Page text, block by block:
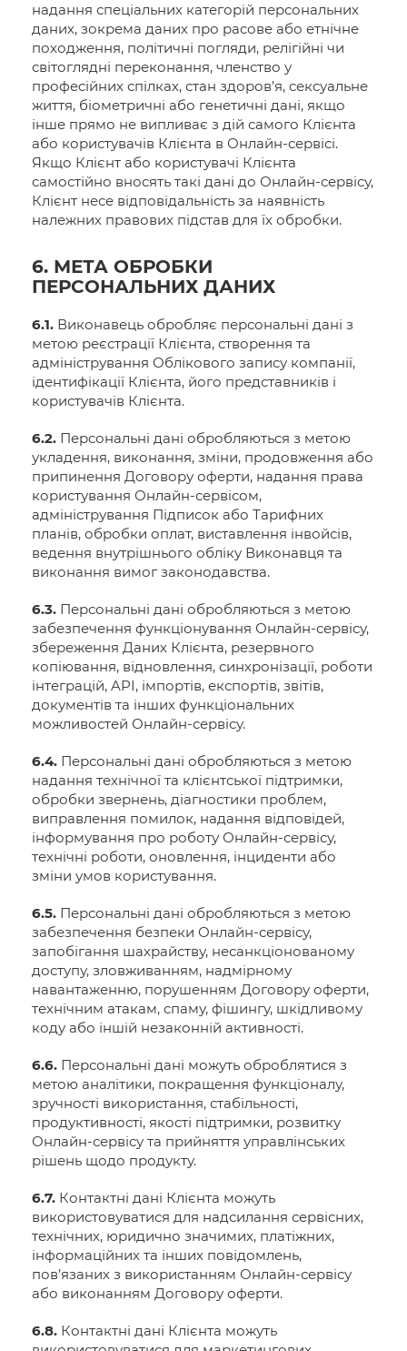
надання спеціальних категорій персональних
даних, зокрема даних про расове або етнічне
походження, політичні погляди, релігійні чи
світоглядні переконання, членство у
професійних спілках, стан здоров’я, сексуальне
життя, біометричні або генетичні дані, якщо
інше прямо не випливає з дій самого Клієнта
або користувачів Клієнта в Онлайн-сервісі.
Якщо Клієнт або користувачі Клієнта
самостійно вносять такі дані до Онлайн-сервісу,
Клієнт несе відповідальність за наявність
належних правових підстав для їх обробки.
6. МЕТА ОБРОБКИ
ПЕРСОНАЛЬНИХ ДАНИХ
6.1. Виконавець обробляє персональні дані з
метою реєстрації Клієнта, створення та
адміністрування Облікового запису компанії,
ідентифікації Клієнта, його представників і
користувачів Клієнта.
6.2. Персональні дані обробляються з метою
укладення, виконання, зміни, продовження або
припинення Договору оферти, надання права
користування Онлайн-сервісом,
адміністрування Підписок або Тарифних
планів, обробки оплат, виставлення інвойсів,
ведення внутрішнього обліку Виконавця та
виконання вимог законодавства.
6.3. Персональні дані обробляються з метою
забезпечення функціонування Онлайн-сервісу,
збереження Даних Клієнта, резервного
копіювання, відновлення, синхронізації, роботи
інтеграцій, API, імпортів, експортів, звітів,
документів та інших функціональних
можливостей Онлайн-сервісу.
6.4. Персональні дані обробляються з метою
надання технічної та клієнтської підтримки,
обробки звернень, діагностики проблем,
виправлення помилок, надання відповідей,
інформування про роботу Онлайн-сервісу,
технічні роботи, оновлення, інциденти або
зміни умов користування.
6.5. Персональні дані обробляються з метою
забезпечення безпеки Онлайн-сервісу,
запобігання шахрайству, несанкціонованому
доступу, зловживанням, надмірному
навантаженню, порушенням Договору оферти,
технічним атакам, спаму, фішингу, шкідливому
коду або іншій незаконній активності.
6.6. Персональні дані можуть оброблятися з
метою аналітики, покращення функціоналу,
зручності використання, стабільності,
продуктивності, якості підтримки, розвитку
Онлайн-сервісу та прийняття управлінських
рішень щодо продукту.
6.7. Контактні дані Клієнта можуть
використовуватися для надсилання сервісних,
технічних, юридично значимих, платіжних,
інформаційних та інших повідомлень,
пов’язаних з використанням Онлайн-сервісу
або виконанням Договору оферти.
6.8. Контактні дані Клієнта можуть